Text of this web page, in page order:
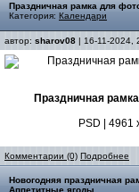
Праздничная рамка для
Категория: Календари
автор: sharov08 | 16-11-2024,
Праздничная
PSD | 4961
Комментарии (0) Подробнее
Новогодняя праздничная
Аппетитные ягоды